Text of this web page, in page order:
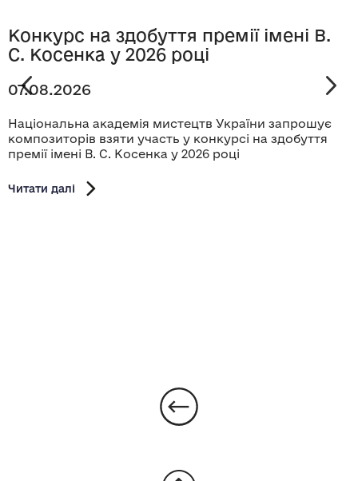
Конкурс на здобуття премії імені В.
С. Косенка у 2026 році
07.08.2026
Національна академія мистецтв України запрошує
композиторів взяти участь у конкурсі на здобуття
премії імені В. С. Косенка у 2026 році
Читати далі